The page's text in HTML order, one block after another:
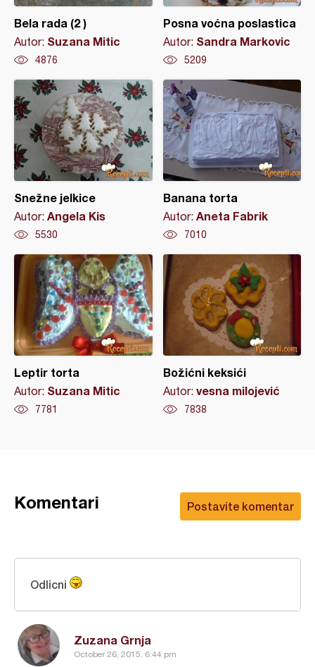
Bela rada (2 )
Autor: Suzana Mitic
4876
Posna voćna poslastica
Autor: Sandra Markovic
5209
Snežne jelkice
Autor: Angela Kis
5530
Banana torta
Autor: Aneta Fabrik
7010
Leptir torta
Autor: Suzana Mitic
7781
Božićni keksići
Autor: vesna milojević
7838
Postavite komentar
Komentari
Zuzana Grnja
October 26, 2015, 6:44 pm
Odlicni